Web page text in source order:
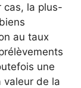
cas, la plus-
au taux
une
valeur de la